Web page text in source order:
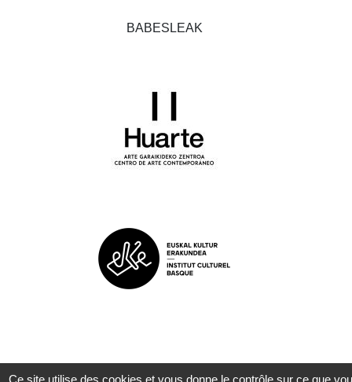
BABESLEAK
Ce site utilise des cookies et vous donne le contrôle sur ce que